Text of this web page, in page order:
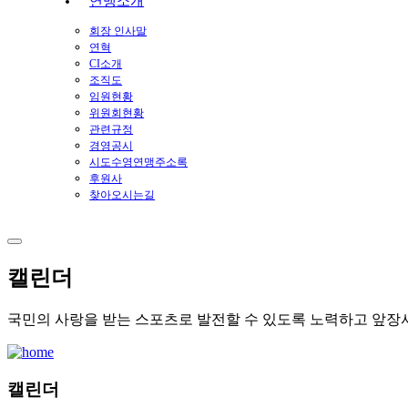
회장 인사말
연혁
CI소개
조직도
임원현황
위원회현황
관련규정
경영공시
시도수영연맹주소록
후원사
찾아오시는길
캘린더
국민의 사랑을 받는 스포츠로 발전할 수 있도록 노력하고 앞장
캘린더